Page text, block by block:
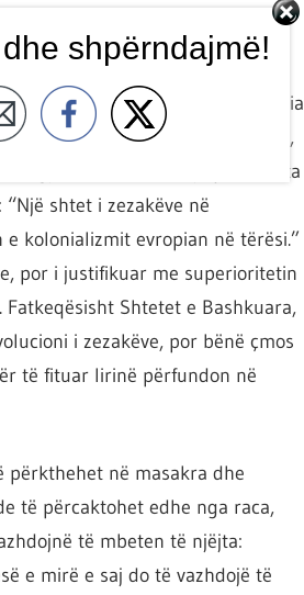
zezakët nisën të
gati gjithnjë përfunduan me
të parë të lirë nga skllavëria
nga Shtetet e Bashkuara,
të gjithë zezakët e saj, qofshin ata
shtet i zezakëve në
kolonializmit evropian në tërësi.”
por i justifikuar me superioritetin
Shtetet e Bashkuara,
i zezakëve, por bënë çmos
të fituar lirinë përfundon në
përkthehet në masakra dhe
të përcaktohet edhe nga raca,
të mbeten të njëjta:
e mirë e saj do të vazhdojë të
shpërndajmë!